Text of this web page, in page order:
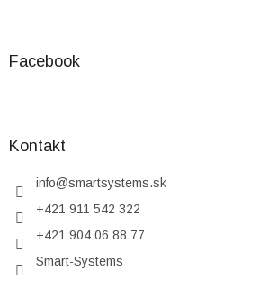
Facebook
Kontakt
info@smartsystems.sk
+421 911 542 322
+421 904 06 88 77
Smart-Systems